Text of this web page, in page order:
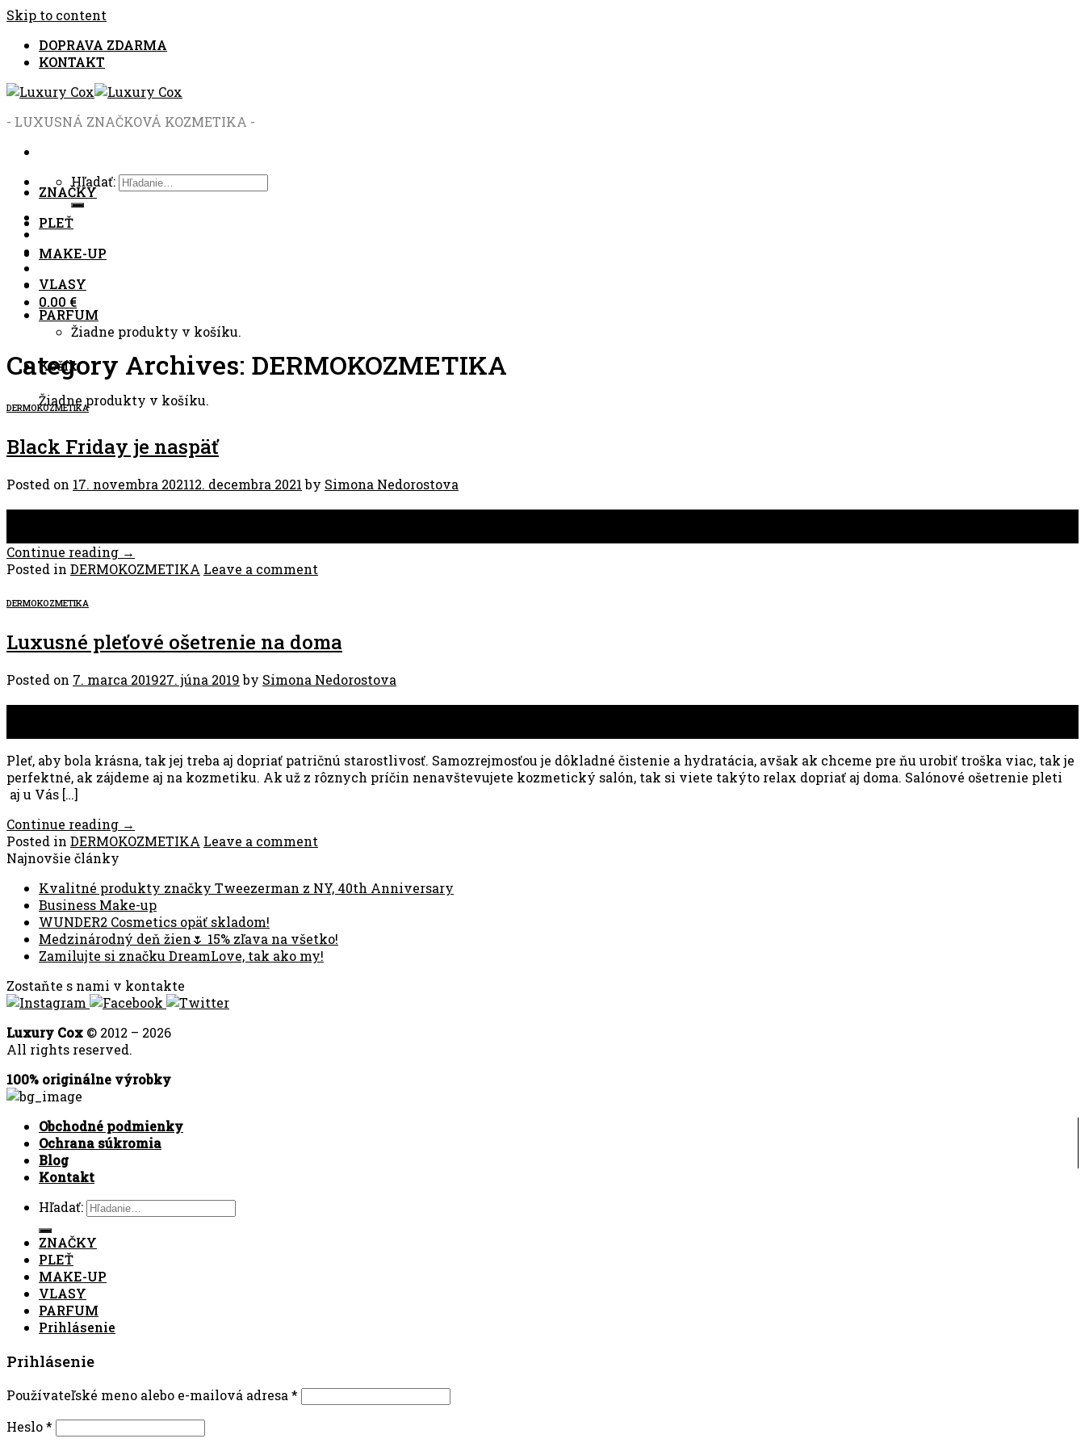
Skip to content
DOPRAVA ZDARMA
KONTAKT
- LUXUSNÁ ZNAČKOVÁ KOZMETIKA -
Hľadať:
0.00 €
Žiadne produkty v košíku.
Košík
Žiadne produkty v košíku.
ZNAČKY
PLEŤ
MAKE-UP
VLASY
PARFUM
Category Archives: DERMOKOZMETIKA
DERMOKOZMETIKA
Black Friday je naspäť
Posted on 17. novembra 202112. decembra 2021by Simona Nedorostova
Continue reading →
Posted in DERMOKOZMETIKA Leave a comment
DERMOKOZMETIKA
Luxusné pleťové ošetrenie na doma
Posted on 7. marca 201927. júna 2019by Simona Nedorostova
Pleť, aby bola krásna, tak jej treba aj dopriať patričnú starostlivosť. Samozrejmosťou je dôkladné čistenie a hydratácia, avšak ak chceme pre ňu urobiť troška viac, tak je
perfektné, ak zájdeme aj na kozmetiku. Ak už z rôznych príčin nenavštevujete kozmetický salón, tak si viete takýto relax dopriať aj doma. Salónové ošetrenie pleti
aj u Vás […]
Continue reading →
Posted in DERMOKOZMETIKA Leave a comment
Najnovšie články
Kvalitné produkty značky Tweezerman z NY, 40th Anniversary
Business Make-up
WUNDER2 Cosmetics opäť skladom!
Medzinárodný deň žien🌷 15% zľava na všetko!
Zamilujte si značku DreamLove, tak ako my!
Zostaňte s nami v kontakte
Luxury Cox © 2012 – 2026
All rights reserved.
100% originálne výrobky
Obchodné podmienky
Ochrana súkromia
Blog
Kontakt
Hľadať:
ZNAČKY
PLEŤ
MAKE-UP
VLASY
PARFUM
Prihlásenie
Prihlásenie
Používateľské meno alebo e-mailová adresa *
Heslo*